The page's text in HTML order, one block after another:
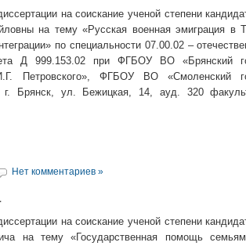
на соискание ученой степени
на тему «Русская военная эмиграция в
по специальности 07.00.02 –
Д 999.153.02 при ФГБОУ ВО «Брянский
Петровского», ФГБОУ ВО «Смоленский
г. Брянск, ул. Бежицкая, 14, ауд. 320
Нет комментариев »
на соискание ученой степени
на тему «Государственная помощь